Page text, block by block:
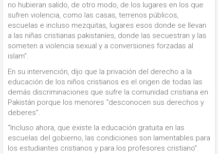
no hubieran salido, de otro modo, de los lugares en los que
sufren violencia, como las casas, terrenos públicos,
escuelas e incluso mezquitas, lugares esos donde se llevan
a las niñas cristianas pakistaníes, donde las secuestran y las
someten a violencia sexual y a conversiones forzadas al
islam”.
En su intervención, dijo que la privación del derecho a la
educación de los niños cristianos es el origen de todas las
demás discriminaciones que sufre la comunidad cristiana en
Pakistán porque los menores “desconocen sus derechos y
deberes”.
“Incluso ahora, que existe la educación gratuita en las
escuelas del gobierno, las condiciones son lamentables para
los estudiantes cristianos y para los profesores cristiano”.